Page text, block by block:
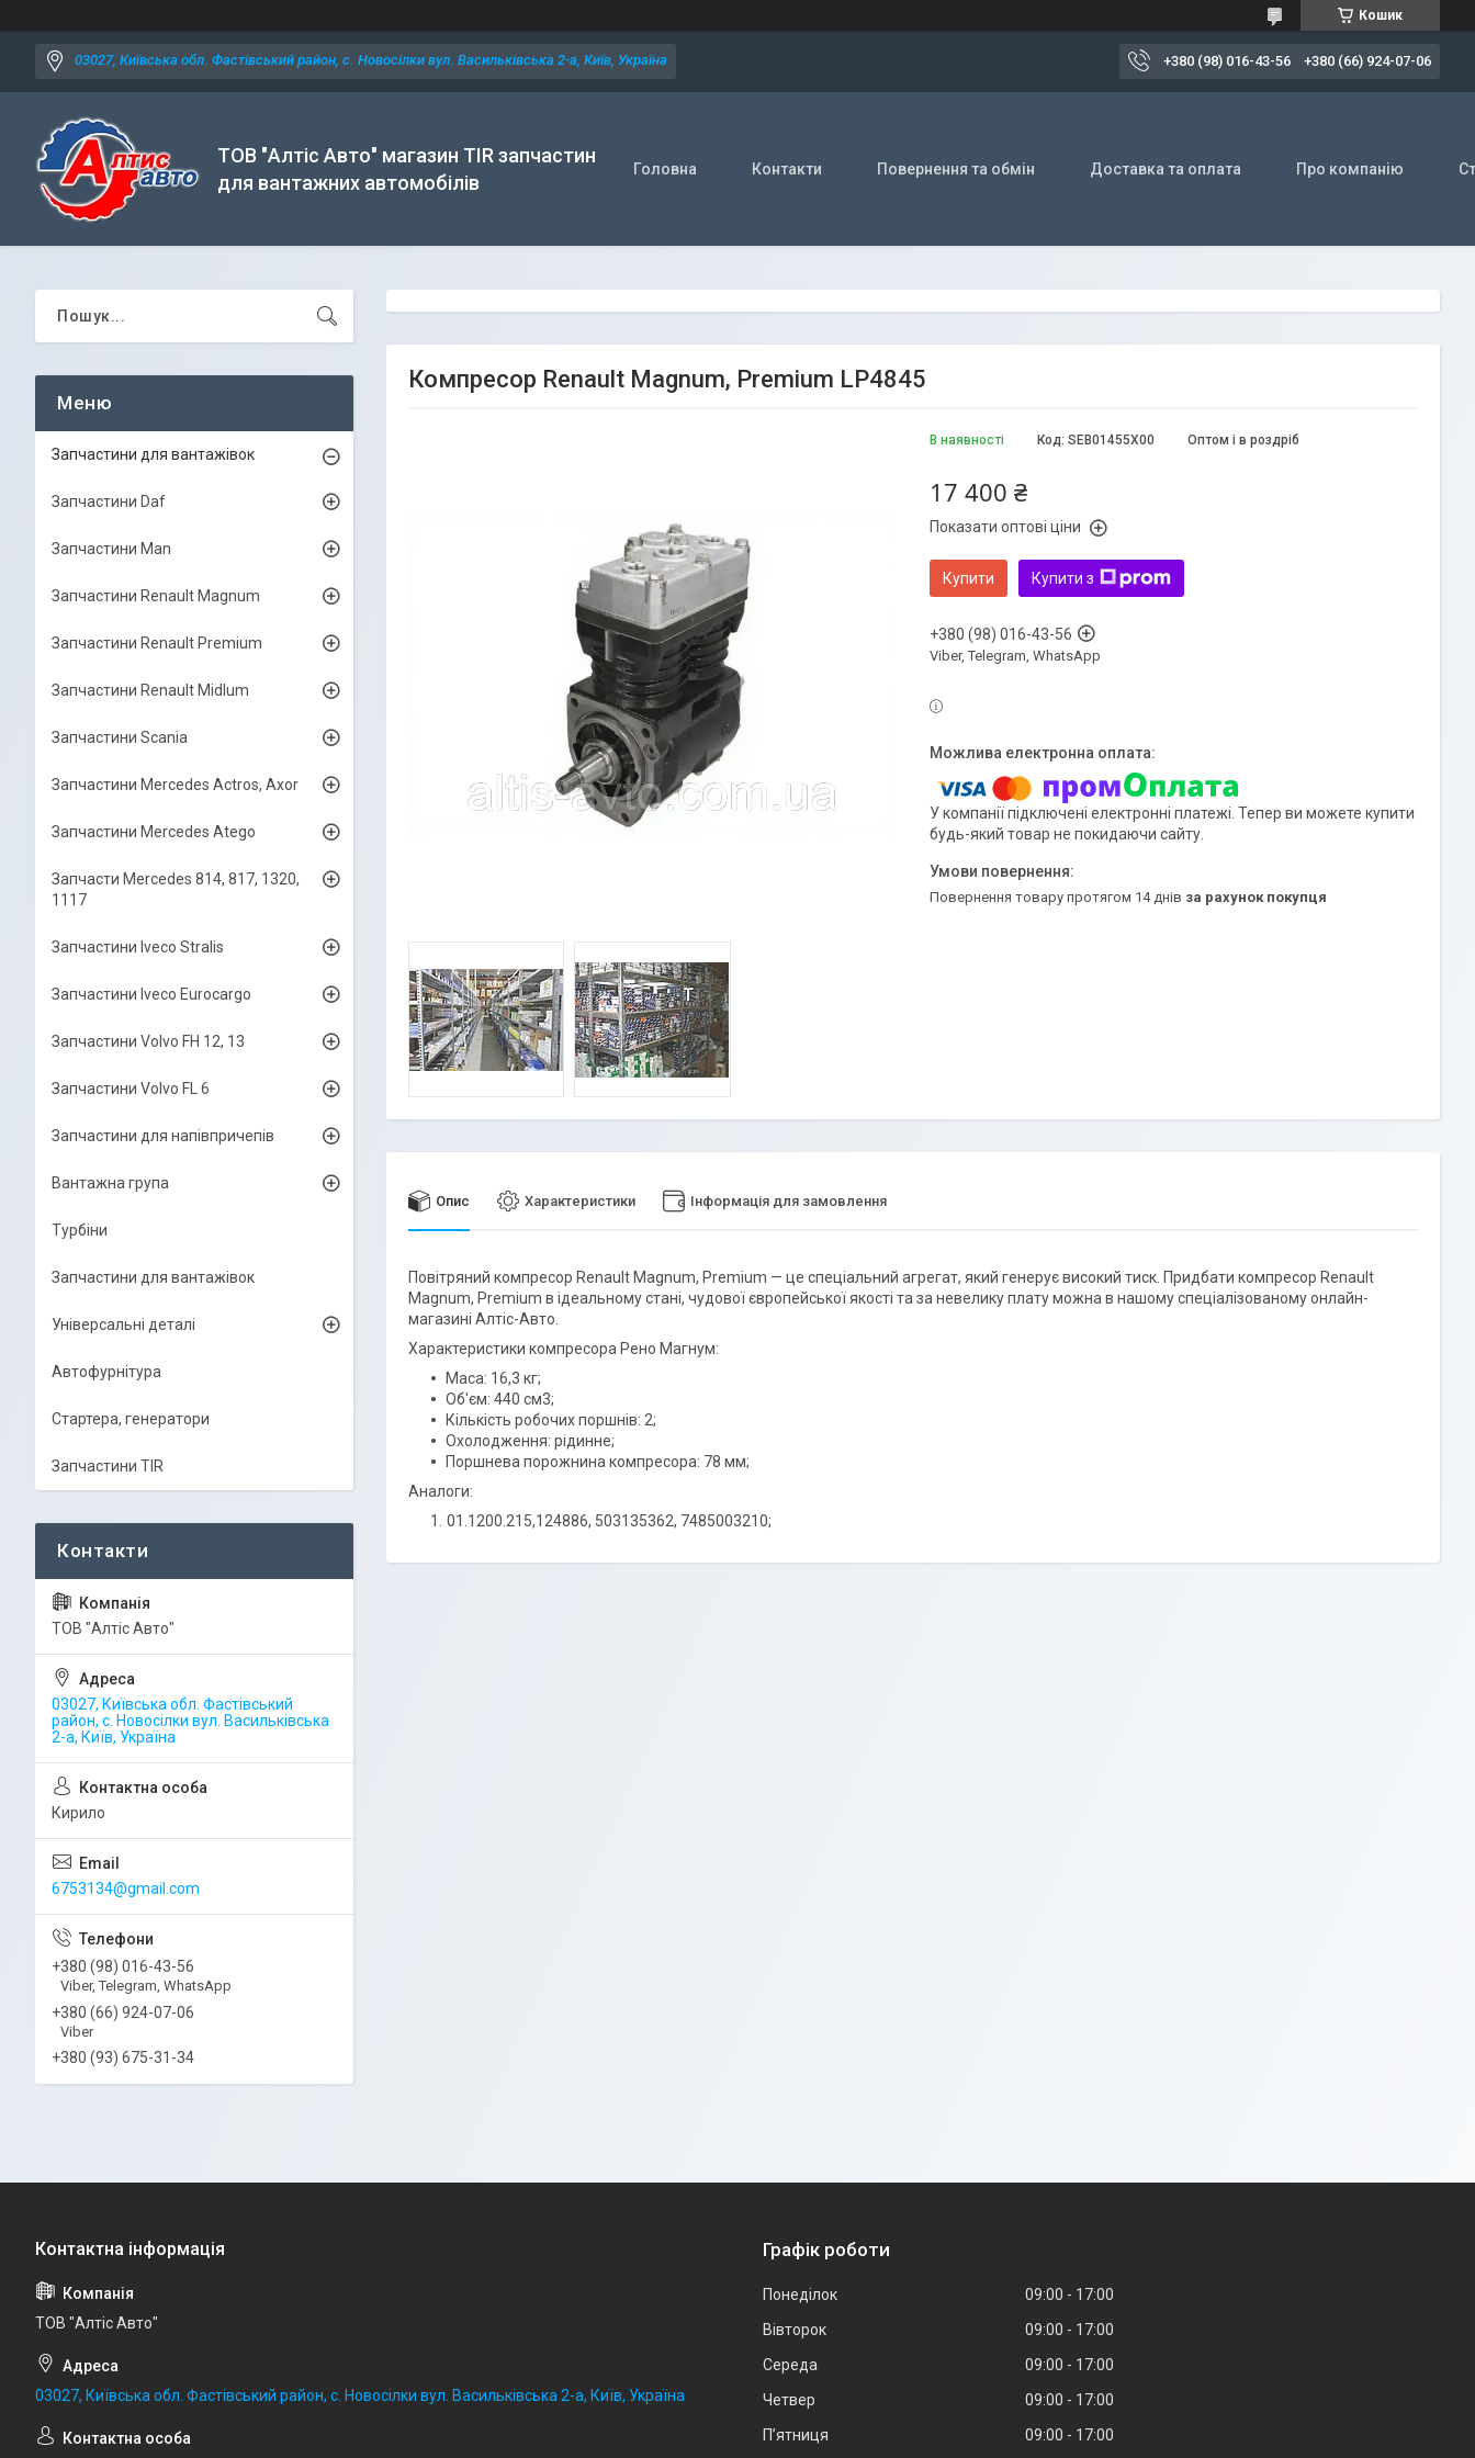
Кошик
03027, Київська обл. Фастівський район, с. Новосілки вул. Васильківська 2-а, Київ, Україна +380 (98) 016-43-56 +380 (66) 924-07-06
ТОВ "Алтіс Авто" магазин TIR запчастин
для вантажних автомобілів
Головна Контакти Повернення та обмін Доставка та оплата Про компанію
Компресор Renault Magnum, Premium LP4845
В наявності Оптом і в роздріб
Код: SEB01455X00
17 400 ₴
Показати оптові ціни
Купити Купити з
+380 (98) 016-43-56
Viber, Telegram, WhatsApp
У компанії підключені електронні платежі. Тепер ви можете купити
будь-який товар не покидаючи сайту.
повернення товару протягом 14 днів за рахунок покупця
Опис Характеристики Інформація для замовлення
Повітряний компресор Renault Magnum, Premium — це спеціальний агрегат, який генерує високий тиск. Придбати компресор Renault
Magnum, Premium в ідеальному стані, чудової європейської якості та за невелику плату можна в нашому спеціалізованому онлайн-
магазині Алтіс-Авто.
Характеристики компресора Рено Магнум:
Маса: 16,3 кг;
Об'єм: 440 см3;
Кількість робочих поршнів: 2;
Охолодження: рідинне;
Поршнева порожнина компресора: 78 мм;
Аналоги:
01.1200.215,124886, 503135362, 7485003210;
Запчастини для вантажівок
Запчастини Daf
Запчастини Man
Запчастини Renault Magnum
Запчастини Renault Premium
Запчастини Renault Midlum
Запчастини Scania
Запчастини Mercedes Actros, Axor
Запчастини Mercedes Atego
Запчасти Mercedes 814, 817, 1320,
1117
Запчастини Iveco Stralis
Запчастини Iveco Eurocargo
Запчастини Volvo FH 12, 13
Запчастини Volvo FL 6
Запчастини для напівпричепів
Вантажна група
Турбіни
Запчастини для вантажівок
Універсальні деталі
Автофурнітура
Стартера, генератори
Запчастини TIR
ТОВ "Алтіс Авто"
03027, Київська обл. Фастівський
район, с. Новосілки вул. Васильківська
2-а, Київ, Україна
Кирило
6753134@gmail.com
+380 (98) 016-43-56
Viber, Telegram, WhatsApp
+380 (66) 924-07-06
Viber
+380 (93) 675-31-34
ТОВ "Алтіс Авто"
03027, Київська обл. Фастівський район, с. Новосілки вул. Васильківська 2-а, Київ, Україна
Графік роботи
Понеділок 09:00
17:00
Вівторок
09:00
17:00
Середа
09:00
17:00
Четвер
09:00
17:00
Пʼятниця
09:00 17:00